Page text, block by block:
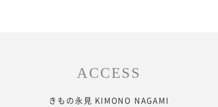
ACCESS
きもの永見 KIMONO NAGAMI